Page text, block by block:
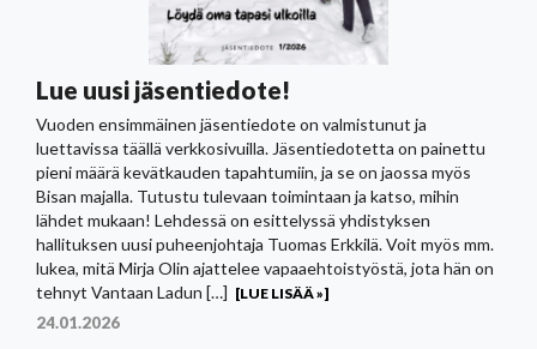
Lue uusi jäsentiedote!
Vuoden ensimmäinen jäsentiedote on valmistunut ja
luettavissa täällä verkkosivuilla. Jäsentiedotetta on painettu
pieni määrä kevätkauden tapahtumiin, ja se on jaossa myös
Bisan majalla. Tutustu tulevaan toimintaan ja katso, mihin
lähdet mukaan! Lehdessä on esittelyssä yhdistyksen
hallituksen uusi puheenjohtaja Tuomas Erkkilä. Voit myös mm.
lukea, mitä Mirja Olin ajattelee vapaaehtoistyöstä, jota hän on
tehnyt Vantaan Ladun […] [LUE LISÄÄ »]
24.01.2026